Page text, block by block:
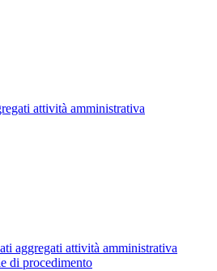
attività amministrativa
aggregati attività amministrativa
di procedimento